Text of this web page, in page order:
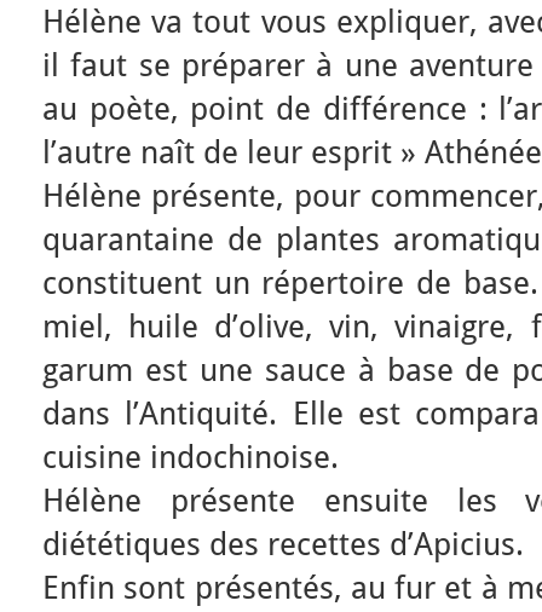
Hélène va tout vous expliquer,
il faut se préparer à une
au poète, point de différence :
l’autre naît de leur esprit »
Hélène présente, pour
quarantaine de plantes
constituent un répertoire de
miel, huile d’olive, vin, vinaigre,
garum est une sauce à base de
dans l’Antiquité. Elle est
cuisine indochinoise.
Hélène présente ensuite les
diététiques des recettes d’Apicius.
Enfin sont présentés, au fur et à